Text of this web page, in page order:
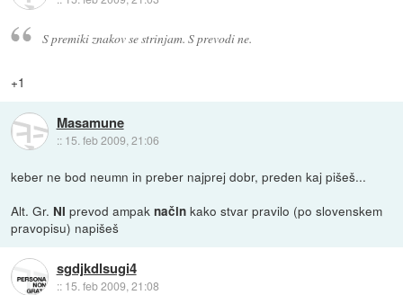
S premiki znakov se strinjam. S prevodi ne.
+1
Masamune
:: 15. feb 2009, 21:06
keber ne bod neumn in preber najprej dobr, preden kaj pišeš...
Alt. Gr. NI prevod ampaknačin kako stvar pravilo (po slovenskem
pravopisu) napišeš
sgdjkdlsugi4
:: 15. feb 2009, 21:08